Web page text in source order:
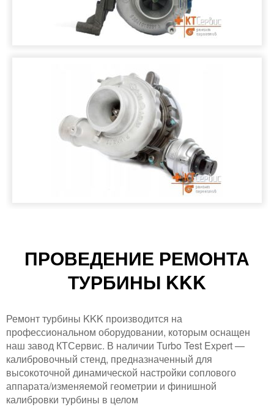
ПРОВЕДЕНИЕ РЕМОНТА
ТУРБИНЫ KKK
Ремонт турбины KKK производится на
профессиональном оборудовании, которым оснащен
наш завод КТСервис. В наличии Turbo Test Expert —
калибровочный стенд, предназначенный для
высокоточной динамической настройки соплового
аппарата/изменяемой геометрии и финишной
калибровки турбины в целом